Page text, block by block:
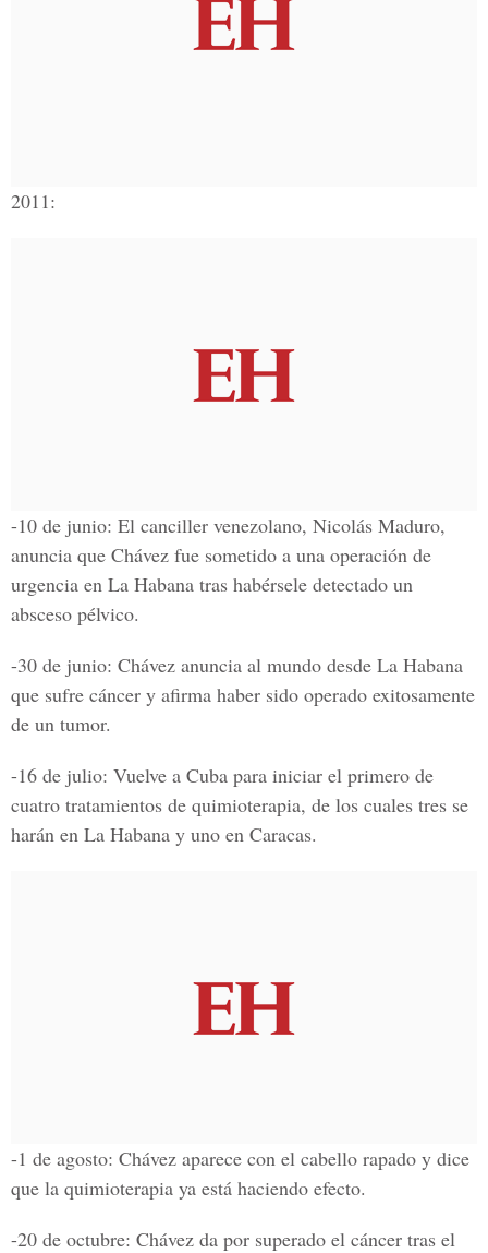
2011:
-10 de junio: El canciller venezolano, Nicolás Maduro,
anuncia que Chávez fue sometido a una operación de
urgencia en La Habana tras habérsele detectado un
absceso pélvico.
-30 de junio: Chávez anuncia al mundo desde La Habana
que sufre cáncer y afirma haber sido operado exitosamente
de un tumor.
-16 de julio: Vuelve a Cuba para iniciar el primero de
cuatro tratamientos de quimioterapia, de los cuales tres se
harán en La Habana y uno en Caracas.
-1 de agosto: Chávez aparece con el cabello rapado y dice
que la quimioterapia ya está haciendo efecto.
-20 de octubre: Chávez da por superado el cáncer tras el